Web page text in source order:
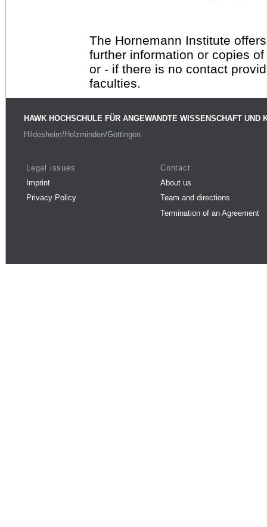
The Hornemann Institute
further information or copies
or - if there is no contact
faculties.
HAWK HOCHSCHULE FÜR ANGEWANDTE WISSENSCHAFT UND
Hildesheim/Holzminden/Göttingen
Legal issues
Imprint
Privacy Policy
Contact
About us
Team and directions
Termination of an Agreement